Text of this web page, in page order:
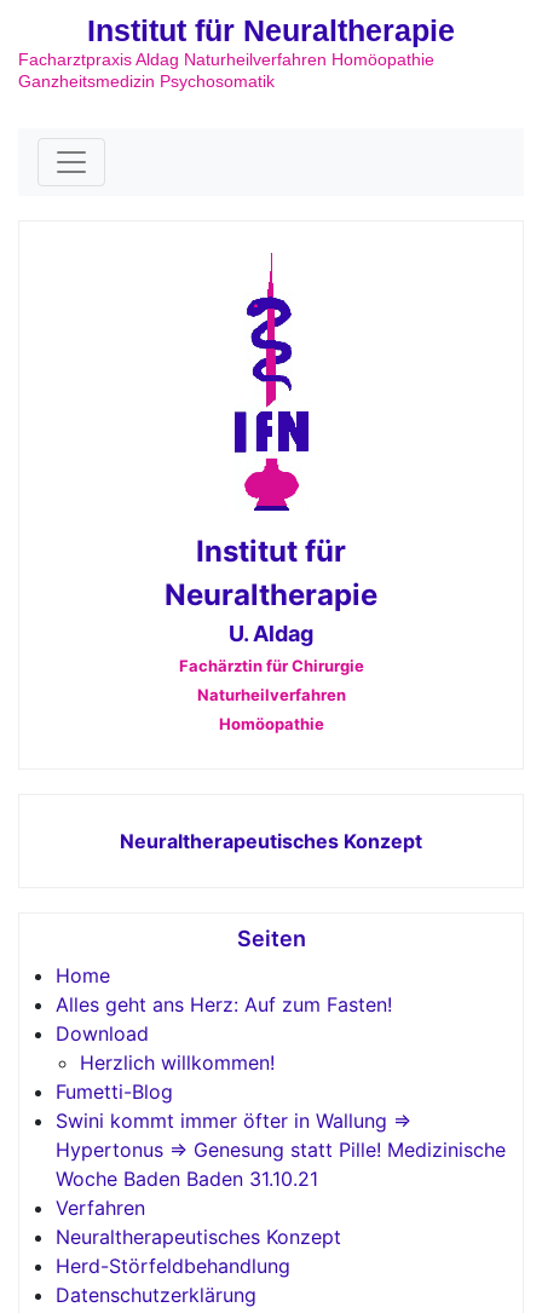
Institut für Neuraltherapie
Facharztpraxis Aldag Naturheilverfahren Homöopathie
Ganzheitsmedizin Psychosomatik
Institut für
Neuraltherapie
U. Aldag
Fachärztin für Chirurgie
Naturheilverfahren
Homöopathie
Neuraltherapeutisches Konzept
Seiten
Home
Alles geht ans Herz: Auf zum Fasten!
Download
Herzlich willkommen!
Fumetti-Blog
Swini kommt immer öfter in Wallung =>
Hypertonus => Genesung statt Pille! Medizinische
Woche Baden Baden 31.10.21
Verfahren
Neuraltherapeutisches Konzept
Herd-Störfeldbehandlung
Datenschutzerklärung